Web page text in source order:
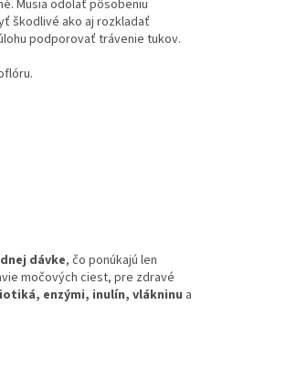
Musia odolať pôsobeniu
škodlivé ako aj rozkladať
podporovať trávenie tukov.
dávke, čo ponúkajú len
močových ciest, pre zdravé
enzými, inulín, vlákninu a